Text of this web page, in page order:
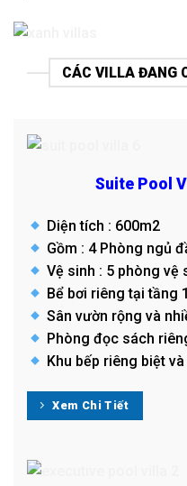
CÁC VILLA ĐANG
Suite Pool
Diện tích : 600m2
Gồm : 4 Phòng ngủ
Vệ sinh : 5 phòng vệ
Bể bơi riêng tại tầng 1
Sân vườn rộng và
Phòng đọc sách
Khu bếp riêng biệt
Xem Chi Tiết